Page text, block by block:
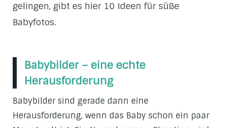
gelingen, gibt es hier 10 Ideen für süße
Babyfotos.
Babybilder – eine echte
Herausforderung
Babybilder sind gerade dann eine
Herausforderung, wenn das Baby schon ein paar